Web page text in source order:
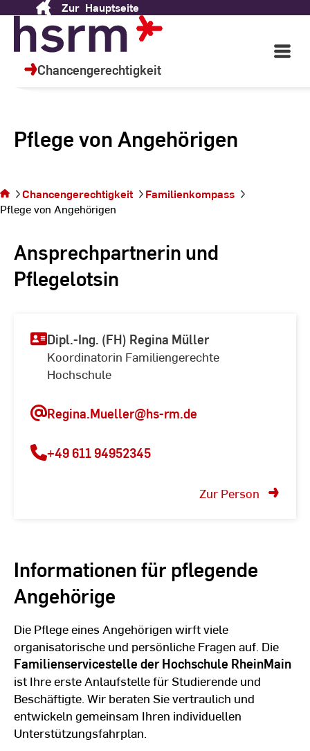
Content
Zur Hauptseite
Chancengerechtigkeit
Open
Main
Pflege von Angehörigen
sich auf der
Seite Pflege
von
Chancengerechtigkeit
Familienkompass
Pflege von Angehörigen
Ansprechpartnerin und
Pflegelotsin
Dipl.-Ing. (FH) Regina Müller
Koordinatorin Familiengerechte
Hochschule
Regina.Mueller@hs-rm.de
+49 611 94952345
Zur Person
Informationen für pflegende
Angehörige
Die Pflege eines Angehörigen wirft viele
organisatorische und persönliche Fragen auf. Die
Familienservicestelle der Hochschule RheinMain
ist Ihre erste Anlaufstelle für Studierende und
Beschäftigte. Wir beraten Sie vertraulich und
entwickeln gemeinsam Ihren individuellen
Unterstützungsfahrplan.